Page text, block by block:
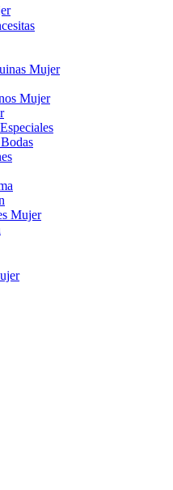
Mujer
Mujer
Mujer